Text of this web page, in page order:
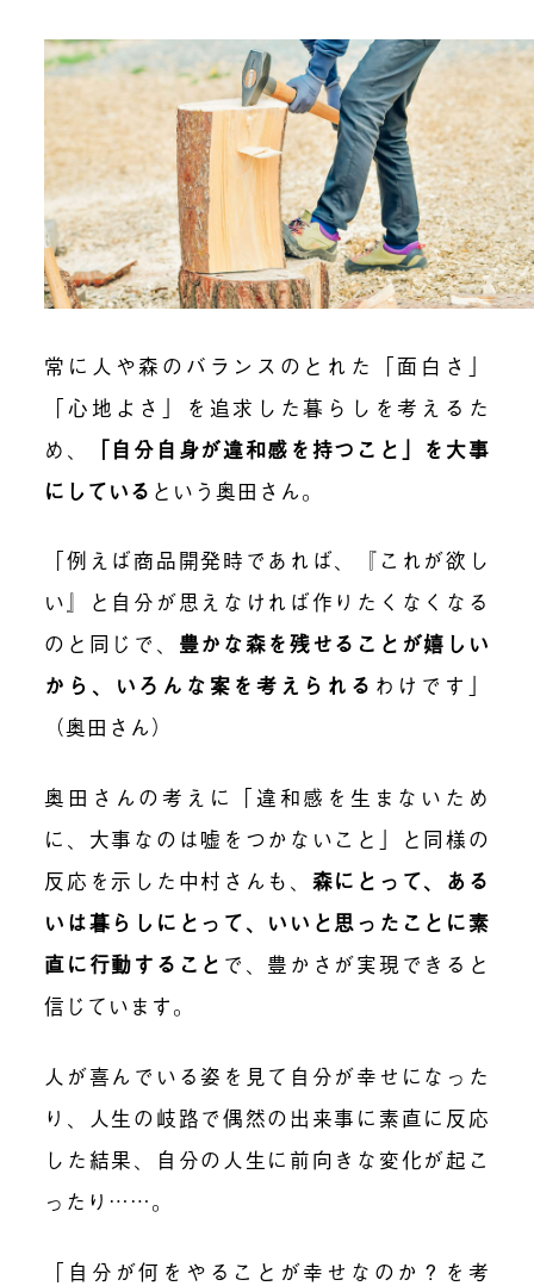
常に人や森のバランスのとれた「面白さ」
「心地よさ」を追求した暮らしを考えるた
め、
「自分自身が違和感を持つこと」を大事
にしている という奥田さん。
「例えば商品開発時であれば、『これが欲し
い』と自分が思えなければ作りたくなくなる
のと同じで、 豊かな森を残せることが嬉しい
から、いろんな案を考えられる わけです」
（奥田さん）
奥田さんの考えに「違和感を生まないため
に、大事なのは嘘をつかないこと」と同様の
反応を示した中村さんも、 森にとって、ある
いは暮らしにとって、いいと思ったことに素
直に行動すること で、豊かさが実現できると
信じています。
人が喜んでいる姿を見て自分が幸せになった
り、人生の岐路で偶然の出来事に素直に反応
した結果、自分の人生に前向きな変化が起こ
ったり……。
「自分が何をやることが幸せなのか？を考